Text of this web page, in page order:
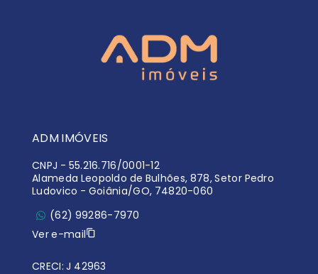
ADM IMÓVEIS
CNPJ - 55.216.716/0001-12
Alameda Leopoldo de Bulhões, 878, Setor Pedro
Ludovico - Goiânia/GO, 74820-060
(62) 99286-7970
Ver e-mail
CRECI: J 42963